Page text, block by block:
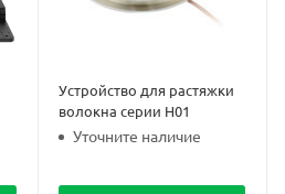
Устройство для растяжки
волокна серии H01
Уточните наличие